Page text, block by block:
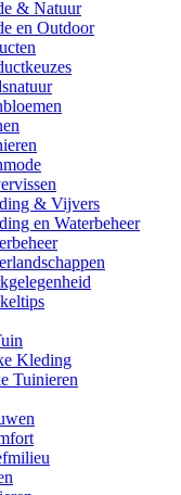
& Natuur
en Outdoor
& Vijvers
en Waterbeheer
Kleding
Tuinieren